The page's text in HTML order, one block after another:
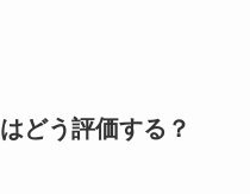
どう評価する？